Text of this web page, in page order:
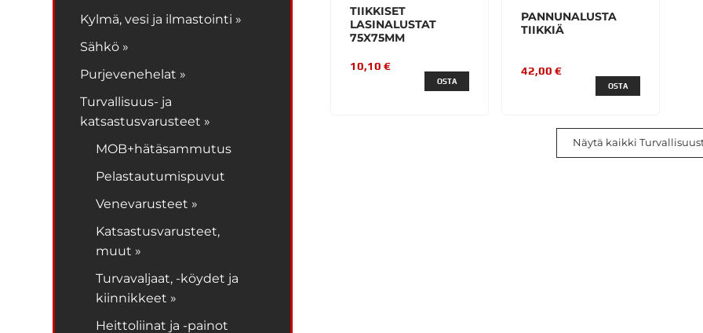
Kylmä, vesi ja ilmastointi »
Sähkö »
Purjevenehelat »
Turvallisuus- ja
katsastusvarusteet »
MOB+hätäsammutus
Pelastautumispuvut
Venevarusteet »
Katsastusvarusteet,
muut »
Turvavaljaat, -köydet ja
kiinnikkeet »
Heittoliinat ja -painot
TIIKKISET
LASINALUSTAT
75X75MM
10,10 €
OSTA
PANNUNALUSTA
TIIKKIÄ
42,00 €
OSTA
Näytä kaikki